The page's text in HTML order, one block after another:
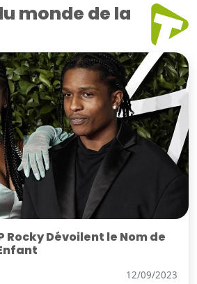
monde de la
Rocky Dévoilent le Nom de
12/09/2023